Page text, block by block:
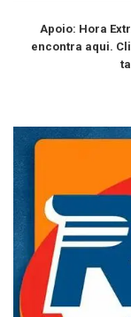
Apoio: Hora
encontra aqui.